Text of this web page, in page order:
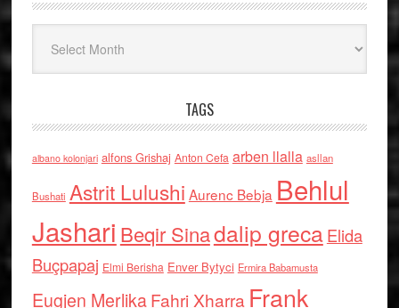
TAGS
albano kolonjari alfons Grishaj Anton Cefa arben llalla asllan
Bushati Astrit Lulushi Aurenc Bebja Behlul
Jashari Beqir Sinadalip grecaElida
Buçpapaj Elmi Berisha Enver Bytyci Ermira Babamusta
Eugjen MerlikaFahri Xharra Frank